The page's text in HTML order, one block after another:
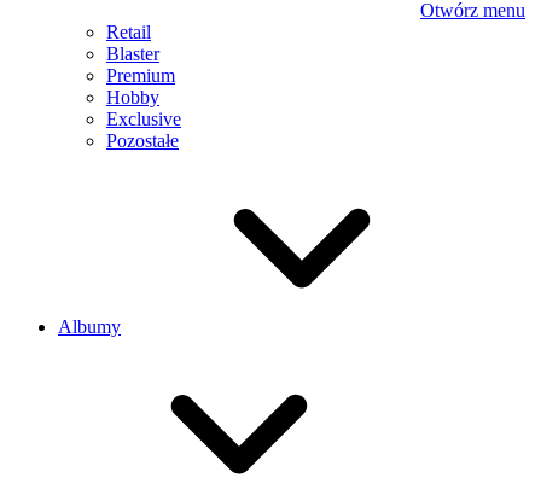
Otwórz menu
Retail
Blaster
Premium
Hobby
Exclusive
Pozostałe
Albumy